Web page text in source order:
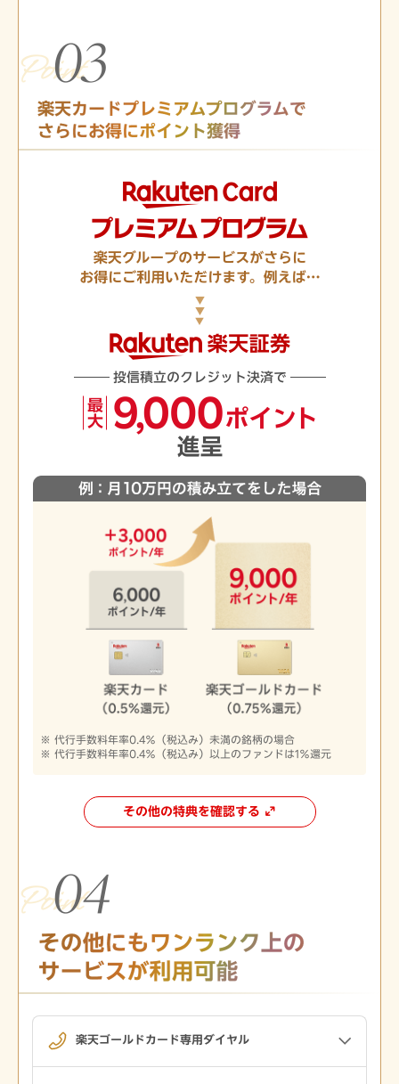
代行手数料年率0.4％（税込み）未満の銘柄の場合
代行手数料年率0.4％（税込み）以上のファンドは1％還元
その他の特典を確認する
楽天ゴールドカード専用ダイヤル